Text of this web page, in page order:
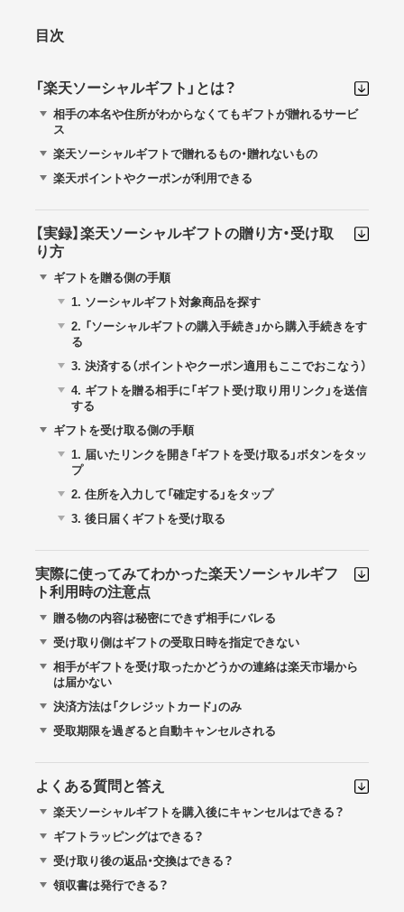
目次
「楽天ソーシャルギフト」とは？
相手の本名や住所がわからなくてもギフトが贈れるサービ
ス
楽天ソーシャルギフトで贈れるもの・贈れないもの
楽天ポイントやクーポンが利用できる
【実録】楽天ソーシャルギフトの贈り方・受け取
り方
ギフトを贈る側の手順
1. ソーシャルギフト対象商品を探す
2. 「ソーシャルギフトの購入手続き」から購入手続きをす
る
3. 決済する（ポイントやクーポン適用もここでおこなう）
4. ギフトを贈る相手に「ギフト受け取り用リンク」を送信
する
ギフトを受け取る側の手順
1. 届いたリンクを開き「ギフトを受け取る」ボタンをタッ
プ
2. 住所を入力して「確定する」をタップ
3. 後日届くギフトを受け取る
実際に使ってみてわかった楽天ソーシャルギフ
ト利用時の注意点
贈る物の内容は秘密にできず相手にバレる
受け取り側はギフトの受取日時を指定できない
相手がギフトを受け取ったかどうかの連絡は楽天市場から
は届かない
決済方法は「クレジットカード」のみ
受取期限を過ぎると自動キャンセルされる
よくある質問と答え
楽天ソーシャルギフトを購入後にキャンセルはできる？
ギフトラッピングはできる？
受け取り後の返品・交換はできる？
領収書は発行できる？